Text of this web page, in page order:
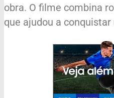
obra. O filme combina
que ajudou a